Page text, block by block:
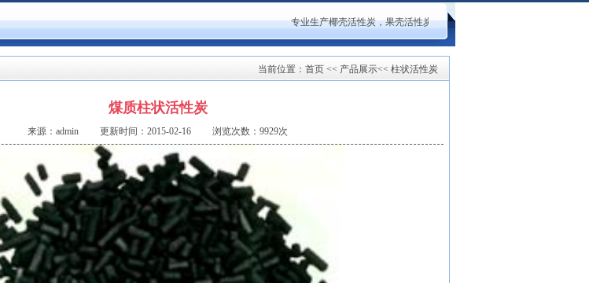
专业生产椰壳活性炭，果壳活性炭，柱状活性炭，煤质粉状活性炭，蜂窝
当前位置： 首页 << 产品展示<< 柱状活性炭
煤质柱状活性炭
来源：admin 更新时间：2015-02-16 浏览次数：9929次